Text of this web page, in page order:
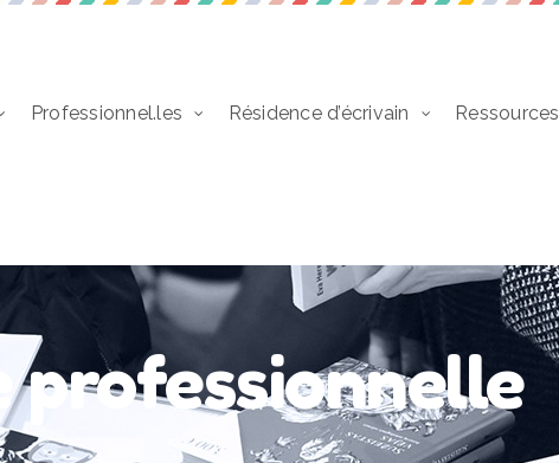
Professionnel.les Résidence d’écrivain Ressources
professionnelle